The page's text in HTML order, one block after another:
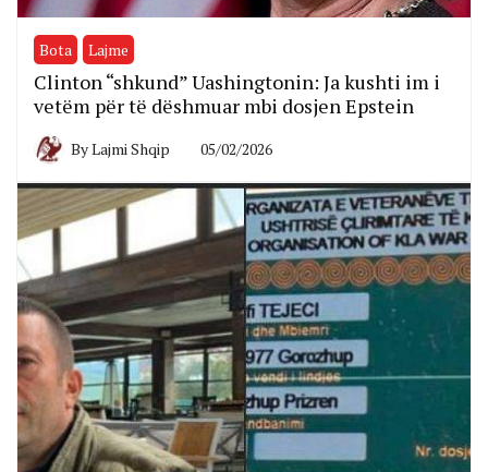
Bota Lajme
Clinton “shkund” Uashingtonin: Ja kushti im i
vetëm për të dëshmuar mbi dosjen Epstein
ByLajmi Shqip 05/02/2026